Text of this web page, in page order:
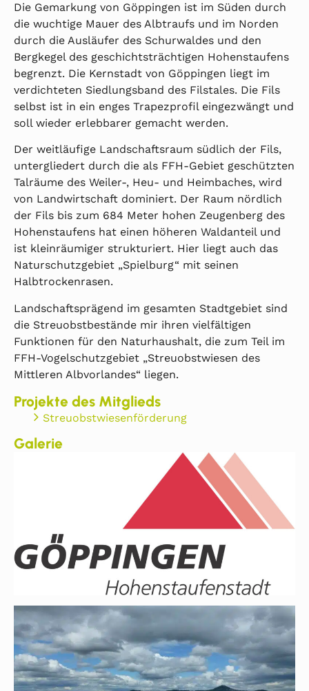
Die Gemarkung von Göppingen ist im Süden durch
die wuchtige Mauer des Albtraufs und im Norden
durch die Ausläufer des Schurwaldes und den
Bergkegel des geschichtsträchtigen Hohenstaufens
begrenzt. Die Kernstadt von Göppingen liegt im
verdichteten Siedlungsband des Filstales. Die Fils
selbst ist in ein enges Trapezprofil eingezwängt und
soll wieder erlebbarer gemacht werden.
Der weitläufige Landschaftsraum südlich der Fils,
untergliedert durch die als FFH-Gebiet geschützten
Talräume des Weiler-, Heu- und Heimbaches, wird
von Landwirtschaft dominiert. Der Raum nördlich
der Fils bis zum 684 Meter hohen Zeugenberg des
Hohenstaufens hat einen höheren Waldanteil und
ist kleinräumiger strukturiert. Hier liegt auch das
Naturschutzgebiet „Spielburg“ mit seinen
Halbtrockenrasen.
Landschaftsprägend im gesamten Stadtgebiet sind
die Streuobstbestände mir ihren vielfältigen
Funktionen für den Naturhaushalt, die zum Teil im
FFH-Vogelschutzgebiet „Streuobstwiesen des
Mittleren Albvorlandes“ liegen.
Projekte des Mitglieds
Streuobstwiesenförderung
Galerie